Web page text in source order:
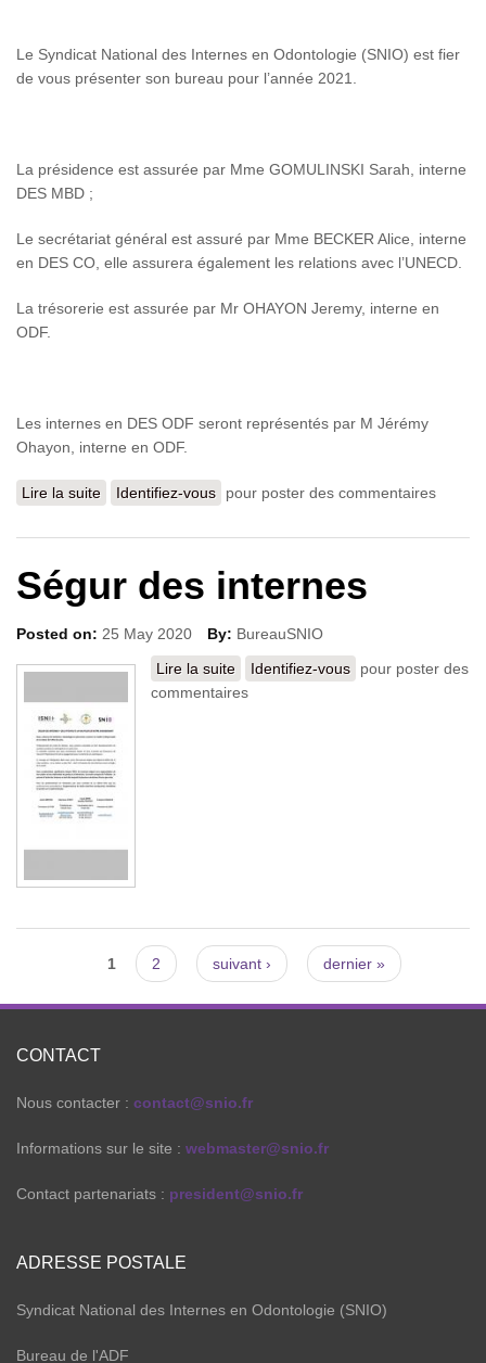
Le Syndicat National des Internes en Odontologie (SNIO) est fier
de vous présenter son bureau pour l’année 2021.
La présidence est assurée par Mme GOMULINSKI Sarah, interne
DES MBD ;
Le secrétariat général est assuré par Mme BECKER Alice, interne
en DES CO, elle assurera également les relations avec l’UNECD.
La trésorerie est assurée par Mr OHAYON Jeremy, interne en
ODF.
Les internes en DES ODF seront représentés par M Jérémy
Ohayon, interne en ODF.
Lire la suite de Nouveau bureau 2021
Identifiez-vous pour poster des commentaires
Ségur des internes
Posted on: 25 May 2020 By: BureauSNIO
Lire la suite de Ségur des internes
Identifiez-vous
pour poster des
commentaires
1 2 suivant › dernier »
CONTACT
Nous contacter : contact@snio.fr
Informations sur le site : webmaster@snio.fr
Contact partenariats : president@snio.fr
ADRESSE POSTALE
Syndicat National des Internes en Odontologie (SNIO)
Bureau de l'ADF